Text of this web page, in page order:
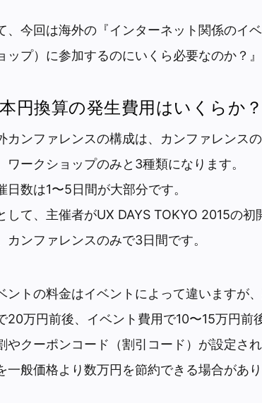
、今回は海外の『インターネット関係のイ
ップ）に参加するのにいくら必要なのか？』
円換算の発生費用はいくらか？
カンファレンスの構成は、カンファレンス
ワークショップのみと3種類になります。
日数は1〜5日間が大部分です。
して、主催者がUX DAYS TOKYO 2015の初
カンファレンスのみで3日間です。
ントの料金はイベントによって違いますが
20万円前後、イベント費用で10〜15万円前
やクーポンコード（割引コード）が設定さ
一般価格より数万円を節約できる場合があり